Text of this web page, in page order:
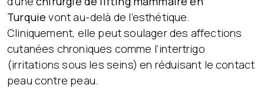
Turquie vont au-delà de l’esthétique.
Cliniquement, elle peut soulager des affections
cutanées chroniques comme l’intertrigo
(irritations sous les seins) en réduisant le contact
peau contre peau.